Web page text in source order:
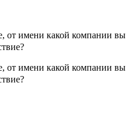
от имени какой компании вы
от имени какой компании вы